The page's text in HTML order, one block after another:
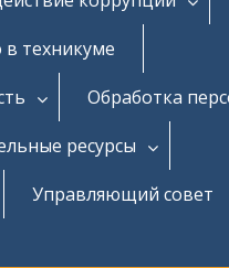
в техникуме
Обработка
ресурсы
Управляющий совет